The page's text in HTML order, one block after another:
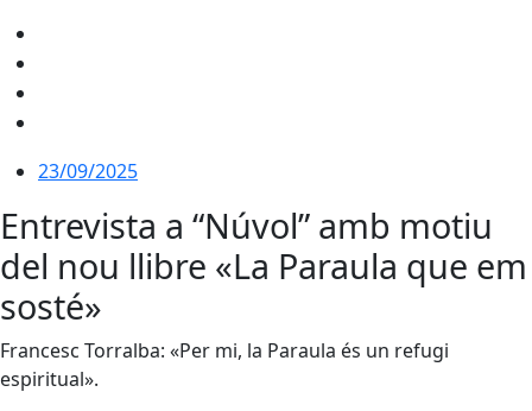
23/09/2025
Entrevista a “Núvol” amb motiu
del nou llibre «La Paraula que em
sosté»
Francesc Torralba: «Per mi, la Paraula és un refugi
espiritual».